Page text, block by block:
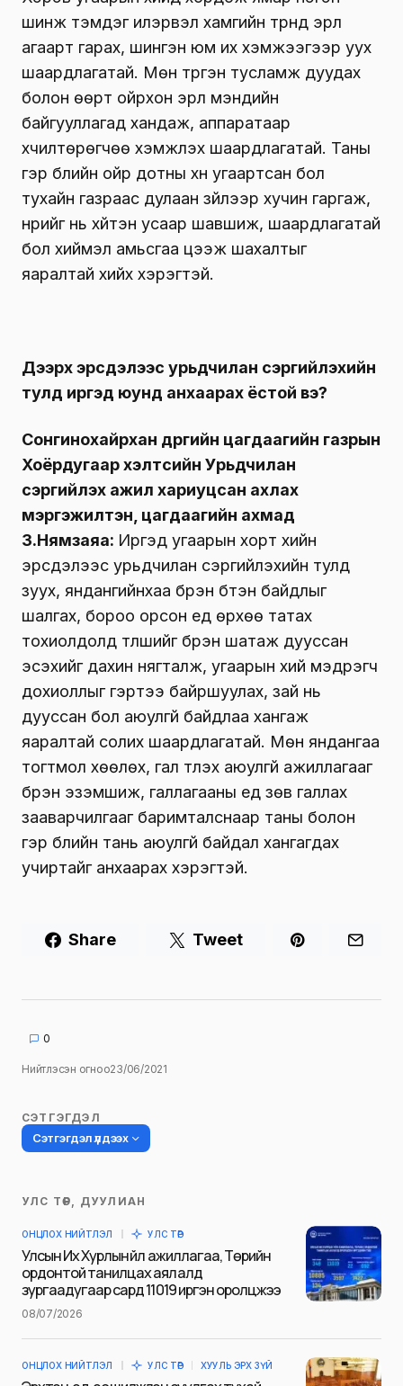
татсанаар битүү орчинд нүүрстөрөгчийн дутуу
ислийг үүсгээд байгаа юм. Нүүрстөрөгчийн
дутуу исэл уушгиар дамжиж, цусны урсгалд
орж, эсэд хүчилтөрөгчийг зөөвөрлөдөг
гемоглобинтой нэгдэн
“Карбоксигемоглобин” гэдэг нэгдэл үүсгэдэг.
Иймээс хүний бие махбодь, эдэд очих
хүчилтөрөгчийн хэмжээг багасгадаг.
Угаарын хорт хийд хордсон иргэнд ямар
шинж тэмдэг илэрдэг вэ? Анхны
тусламжийг хэрхэн үзүүлэх вэ?
огиулж бөөлжих, ханиалгах, ядарч сульдах
,гуйвж дайвах, ухаан балартаж унах, нүднээс
нулимс гоожих, таталт өгөх, чих дүлийрэх,
амьсгалд өөрчлөлт орж түргэсэх зэрэг шинж
тэмдгүүд хүнд хөнгөн хэлбэрээсээ шалтгаалан
илэрдэг.
Хэрэв угаарын хийд хордож ямар нэгэн
шинж тэмдэг илэрвэл хамгийн түрүүнд эрүүл
агаарт гарах, шингэн юм их хэмжээгээр уух
шаардлагатай. Мөн түргэн тусламж дуудах
болон өөрт ойрхон эрүүл мэндийн
байгууллагад хандаж, аппаратаар
хүчилтөрөгчөө хэмжүүлэх шаардлагатай. Таны
гэр бүлийн ойр дотны хүн угаартсан бол
тухайн газраас дулаан зүйлээр хучин гаргаж,
нүүрийг нь хүйтэн усаар шавшиж, шаардлагатай
бол хиймэл амьсгаа цээж шахалтыг
яаралтай хийх хэрэгтэй.
Дээрх эрсдэлээс урьдчилан сэргийлэхийн
Сонгинохайрхан дүүргийн цагдаагийн газрын
сэргийлэх ажил хариуцсан ахлах
мэргэжилтэн, цагдаагийн ахмад
З.Нямзаяа: Иргэд угаарын хорт хийн
эрсдэлээс урьдчилан сэргийлэхийн тулд
зуух, яндангийнхаа бүрэн бүтэн байдлыг
шалгах, бороо орсон үед өрхөө татах
эсэхийг дахин нягталж, угаарын хий мэдрэгч